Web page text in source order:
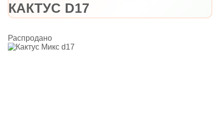
КАКТУС D17
Распродано